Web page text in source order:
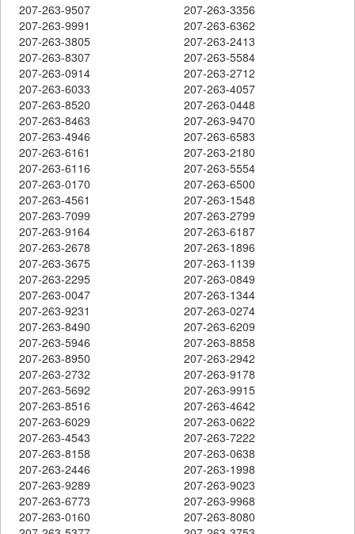
207-263-9507
207-263-3356
207-263-9991
207-263-6362
207-263-3805
207-263-2413
207-263-8307
207-263-5584
207-263-0914
207-263-2712
207-263-6033
207-263-4057
207-263-8520
207-263-0448
207-263-8463
207-263-9470
207-263-4946
207-263-6583
207-263-6161
207-263-2180
207-263-6116
207-263-5554
207-263-0170
207-263-6500
207-263-4561
207-263-1548
207-263-7099
207-263-2799
207-263-9164
207-263-6187
207-263-2678
207-263-1896
207-263-3675
207-263-1139
207-263-2295
207-263-0849
207-263-0047
207-263-1344
207-263-9231
207-263-0274
207-263-8490
207-263-6209
207-263-5946
207-263-8858
207-263-8950
207-263-2942
207-263-2732
207-263-9178
207-263-5692
207-263-9915
207-263-8516
207-263-4642
207-263-6029
207-263-0622
207-263-4543
207-263-7222
207-263-8158
207-263-0638
207-263-2446
207-263-1998
207-263-9289
207-263-9023
207-263-6773
207-263-9968
207-263-0160
207-263-8080